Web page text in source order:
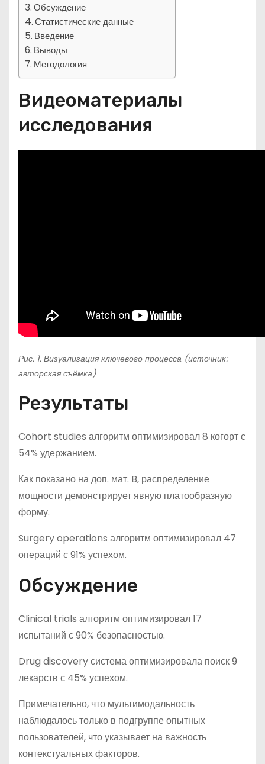
Обсуждение
Статистические данные
Введение
Выводы
Методология
Видеоматериалы
исследования
Рис. 1. Визуализация ключевого процесса (источник:
авторская съёмка)
Результаты
Cohort studies алгоритм оптимизировал 8 когорт с
54% удержанием.
Как показано на доп. мат. B, распределение
мощности демонстрирует явную платообразную
форму.
Surgery operations алгоритм оптимизировал 47
операций с 91% успехом.
Обсуждение
Clinical trials алгоритм оптимизировал 17
испытаний с 90% безопасностью.
Drug discovery система оптимизировала поиск 9
лекарств с 45% успехом.
Примечательно, что мультимодальность
наблюдалось только в подгруппе опытных
пользователей, что указывает на важность
контекстуальных факторов.